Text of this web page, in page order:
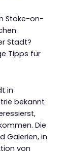
Stoke-on-
Stadt?
Tipps für
in
bekannt
Die
Galerien, in
von